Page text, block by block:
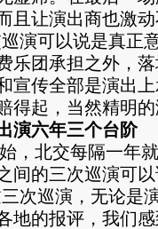
且让演出商也激
演可以说是真正
乐团承担之外，
宣传全部是演出
得起，当然精明
六年三个台阶
北交每隔一年就
间的三次巡演可
次巡演，无论是
地的报评，我们